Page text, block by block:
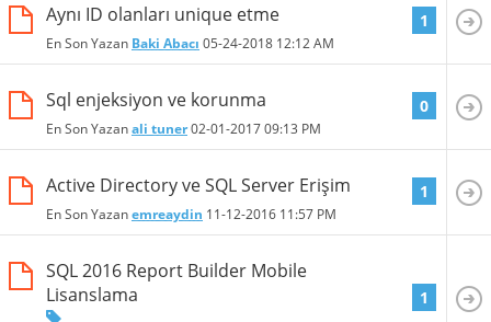
Aynı ID olanları unique etme
En Son Yazan Baki Abacı 05-24-2018 12:12 AM
1
Sql enjeksiyon ve korunma
En Son Yazanali tuner02-01-201709:13 PM
0
Active Directory ve SQL Server Erişim
En Son Yazanemreaydin 11-12-2016 11:57 PM
1
SQL 2016 Report Builder Mobile
Lisanslama
1